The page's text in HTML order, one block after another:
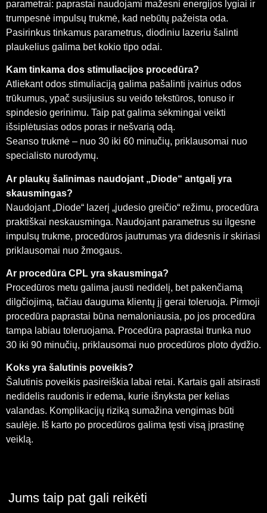
parametrai: paprastai naudojami mažesni energijos lygiai ir
trumpesnė impulsų trukmė, kad nebūtų pažeista oda.
Pasirinkus tinkamus parametrus, diodiniu lazeriu šalinti
plaukelius galima bet kokio tipo odai.
Kam tinkama dos stimuliacijos procedūra?
Atliekant odos stimuliaciją galima pašalinti įvairius odos
trūkumus, ypač susijusius su veido tekstūros, tonuso ir
spindesio gerinimu. Taip pat galima sėkmingai veikti
išsiplėtusias odos poras ir nešvarią odą.
Seanso trukmė – nuo 30 iki 60 minučių, priklausomai nuo
specialisto nurodymų.
Ar plaukų šalinimas naudojant „Diode“ antgalį yra
skausmingas?
Naudojant „Diode“ lazerį „judesio greičio“ režimu, procedūra
praktiškai neskausminga. Naudojant parametrus su ilgesne
impulsų trukme, procedūros jautrumas yra didesnis ir skiriasi
priklausomai nuo žmogaus.
Ar procedūra CPL yra skausminga?
Procedūros metu galima jausti nedidelį, bet pakenčiamą
dilgčiojimą, tačiau dauguma klientų jį gerai toleruoja. Pirmoji
procedūra paprastai būna nemaloniausia, po jos procedūra
tampa labiau toleruojama. Procedūra paprastai trunka nuo
30 iki 90 minučių, priklausomai nuo procedūros ploto dydžio.
Koks yra šalutinis poveikis?
Šalutinis poveikis pasireiškia labai retai. Kartais gali atsirasti
nedidelis raudonis ir edema, kurie išnyksta per kelias
valandas. Komplikacijų riziką sumažina vengimas būti
saulėje. Iš karto po procedūros galima tęsti visą įprastinę
veiklą.
Jums taip pat gali reikėti